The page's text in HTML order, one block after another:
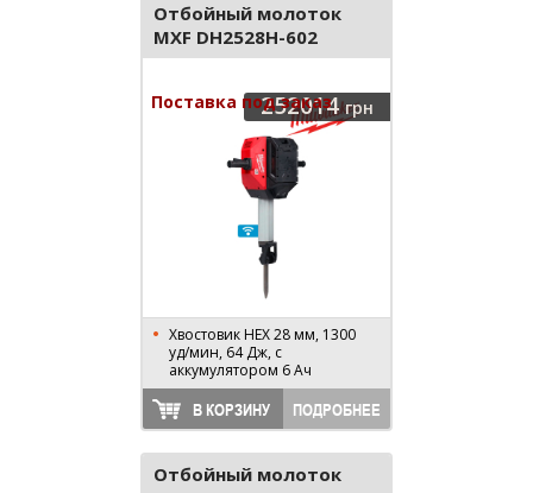
Отбойный молоток
MXF DH2528H-602
4933464877
252014грн
Поставка под заказ
Хвостовик HEX 28 мм, 1300
уд/мин, 64 Дж, с
аккумулятором 6 Ач
В КОРЗИНУ ПОДРОБНЕЕ
Отбойный молоток